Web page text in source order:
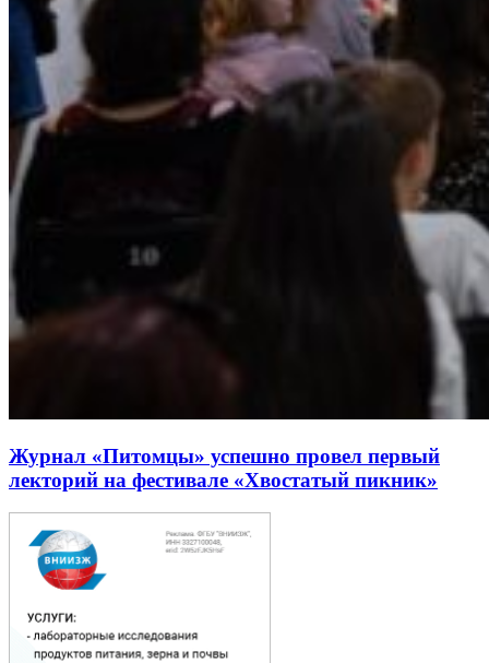
Журнал «Питомцы» успешно провел первый
лекторий на фестивале «Хвостатый пикник»